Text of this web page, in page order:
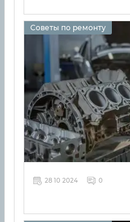
Советы по ремонту
28 10 2024 0